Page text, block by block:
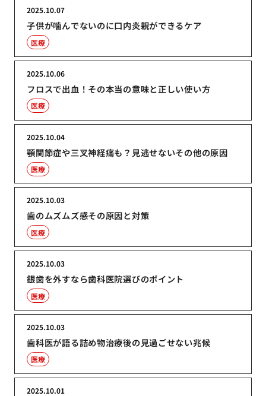
子供が噛んでないのに口内炎親ができるケア
2025.10.07
医療
フロスで出血！その本当の意味と正しい使い方
2025.10.06
医療
顎関節症や三叉神経痛も？見逃せないその他の原因
2025.10.04
医療
歯のムズムズ感その原因と対策
2025.10.03
医療
銀歯を外すなら歯科医院選びのポイント
2025.10.03
医療
歯科医が語る詰め物治療後の見過ごせない兆候
2025.10.03
医療
2025.10.01